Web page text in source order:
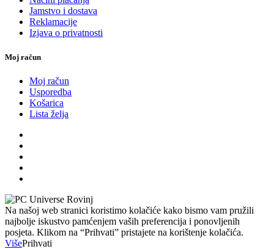
Jamstvo i dostava
Reklamacije
Izjava o privatnosti
Moj račun
Moj račun
Usporedba
Košarica
Lista želja
Na našoj web stranici koristimo kolačiće kako bismo vam pružili
najbolje iskustvo pamćenjem vaših preferencija i ponovljenih
posjeta. Klikom na “Prihvati” pristajete na korištenje kolačića.
VišePrihvati